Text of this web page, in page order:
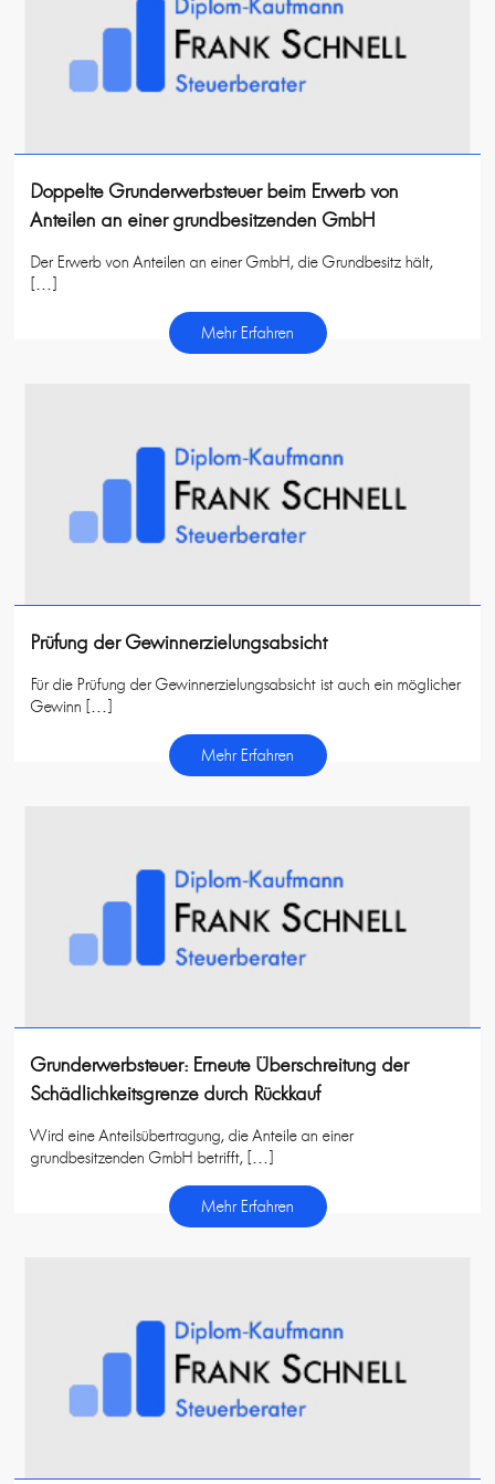
Doppelte Grunderwerbsteuer beim Erwerb von
Anteilen an einer grundbesitzenden GmbH
Der Erwerb von Anteilen an einer GmbH, die Grundbesitz hält,
[…]
Mehr Erfahren
Prüfung der Gewinnerzielungsabsicht
Für die Prüfung der Gewinnerzielungsabsicht ist auch ein möglicher
Gewinn […]
Mehr Erfahren
Grunderwerbsteuer: Erneute Überschreitung der
Schädlichkeitsgrenze durch Rückkauf
Wird eine Anteilsübertragung, die Anteile an einer
grundbesitzenden GmbH betrifft, […]
Mehr Erfahren